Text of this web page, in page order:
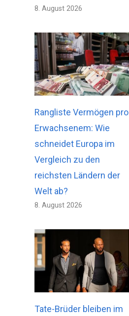
8. August 2026
Rangliste Vermögen pro
Erwachsenem: Wie
schneidet Europa im
Vergleich zu den
reichsten Ländern der
Welt ab?
8. August 2026
Tate-Brüder bleiben im